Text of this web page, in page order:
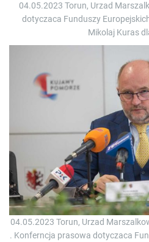
04.05.2023 Torun, Urzad
dotyczaca Funduszy
Mikolaj Kuras
04.05.2023 Torun, Urzad
. Konferncja prasowa dotyczaca